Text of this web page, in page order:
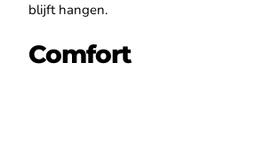
blijft hangen.
Comfort